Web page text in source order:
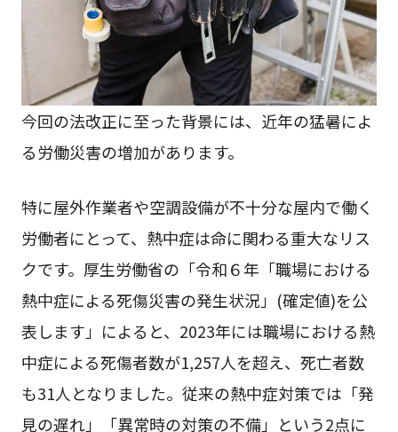
今回の法改正に至った背景には、近年の猛暑によ
る労働災害の増加があります。
特に屋外作業者や空調設備が不十分な屋内で働く
労働者にとって、熱中症は命に関わる重大なリス
クです。厚生労働省の「令和６年「職場における
熱中症による死傷災害の発生状況」(確定値)を公
表します」によると、2023年には職場における熱
中症による死傷者数が1,257人を超え、死亡者数
も31人となりました。従来の熱中症対策では「発
見の遅れ」「異常時の対策の不備」という2点に